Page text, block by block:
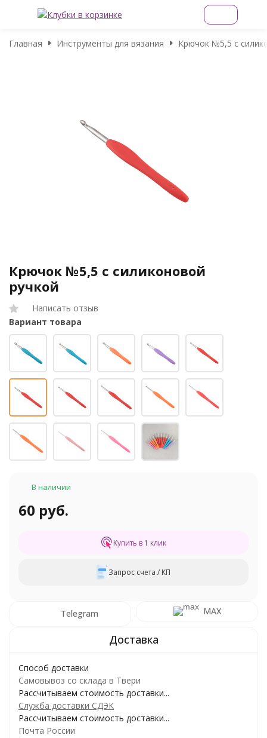
Главная Инструменты для вязания Крючок №5,5 с
Крючок №5,5 с силиконовой
ручкой
Написать отзыв
Вариант товара
В наличии
60 руб.
Купить в 1 клик
Запрос счета / КП
Telegram MAX
Способ доставки
Самовывоз со склада в Твери
Рассчитываем стоимость доставки...
Служба доставки СДЭК
Рассчитываем стоимость доставки...
Почта России